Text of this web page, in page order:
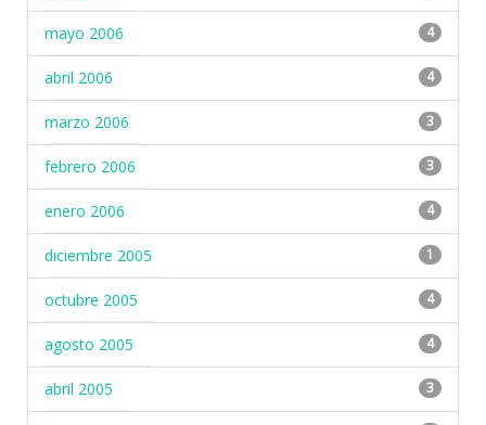
mayo 2006 4
abril 2006 4
marzo 2006 3
febrero 2006 3
enero 2006 4
diciembre 2005 1
octubre 2005 4
agosto 2005 4
abril 2005 3